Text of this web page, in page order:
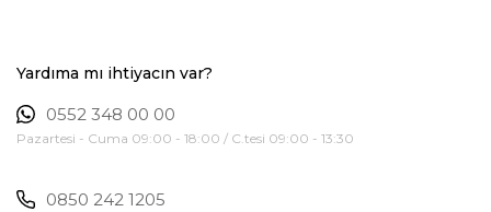
Yardıma mı ihtiyacın var?
0552 348 00 00
Pazartesi - Cuma 09:00 - 18:00 / C.tesi 09:00 - 13:30
0850 242 1205